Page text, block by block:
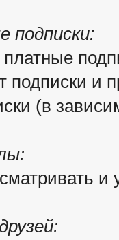
подписки:
подписки и
(в